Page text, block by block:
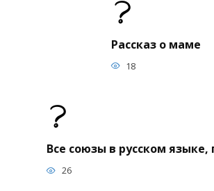
Рассказ о маме
18
Все союзы в русском
26